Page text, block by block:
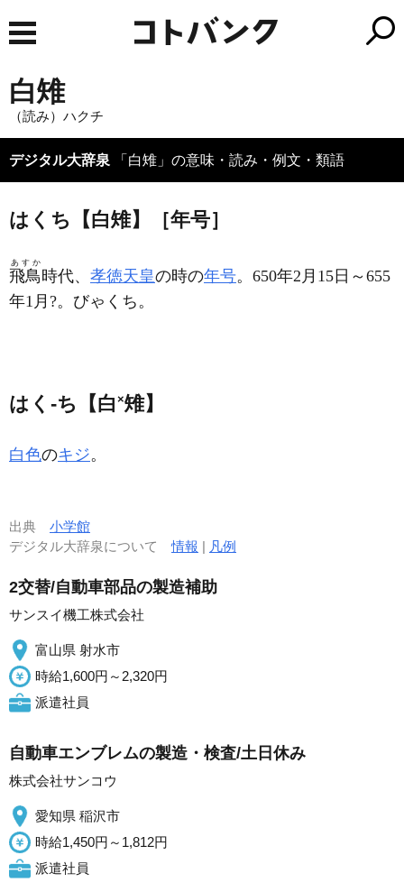
白雉
（読み）ハクチ
デジタル大辞泉 「白雉」の意味・読み・例文・類語
はくち【白雉】［年号］
飛鳥
あすか
時代、 孝徳天皇の時の年号。650年2月15日～655
年1月?。びゃくち。
はく‐ち【白 ×雉】
白色のキジ。
出典 小学館
デジタル大辞泉について情報 | 凡例
2交替/自動車部品の製造補助
サンスイ機工株式会社
富山県 射水市
時給1,600円～2,320円
派遣社員
自動車エンブレムの製造・検査/土日休み
株式会社サンコウ
愛知県 稲沢市
時給1,450円～1,812円
派遣社員